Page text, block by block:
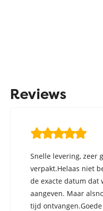
Reviews
Snelle levering, zeer
verpakt.Helaas niet
de exacte datum dat
aangeven. Maar
tijd